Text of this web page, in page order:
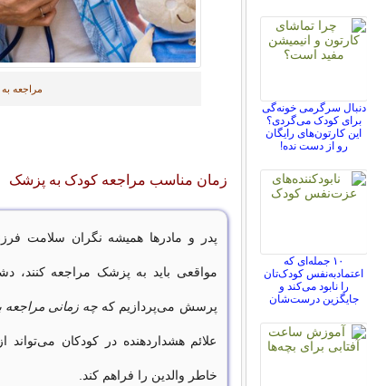
مراجعه
زمان مناسب مراجعه کودک به پزشک
پدر و مادرها همیشه نگران سلامت
مواقعی باید به پزشک مراجعه کنند،
پرسش می‌پردازیم که چه زمانی
علائم هشداردهنده در کودکان
خاطر والدین را فراهم کند.
دنبال سرگرمی خونه‌گی
برای کودک می‌گردی؟
این کارتون‌های رایگان
رو از دست نده!
۱۰ جمله‌ای که
اعتمادبه‌نفس کودک‌تان
را نابود می‌کند و
جایگزین درست‌شان